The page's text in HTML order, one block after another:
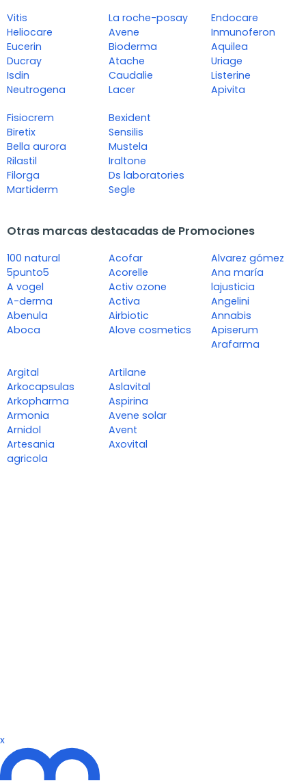
Vitis
Heliocare
Eucerin
Ducray
Isdin
Neutrogena
La roche-posay
Avene
Bioderma
Atache
Caudalie
Lacer
Endocare
Inmunoferon
Aquilea
Uriage
Listerine
Apivita
Fisiocrem
Biretix
Bella aurora
Rilastil
Filorga
Martiderm
Bexident
Sensilis
Mustela
Iraltone
Ds laboratories
Segle
Otras marcas destacadas de Promociones
100 natural
5punto5
A vogel
A-derma
Abenula
Aboca
Acofar
Acorelle
Activ ozone
Activa
Airbiotic
Alove cosmetics
Alvarez gómez
Ana maría
lajusticia
Angelini
Annabis
Apiserum
Arafarma
Argital
Arkocapsulas
Arkopharma
Armonia
Arnidol
Artesania
agricola
Artilane
Aslavital
Aspirina
Avene solar
Avent
Axovital
x